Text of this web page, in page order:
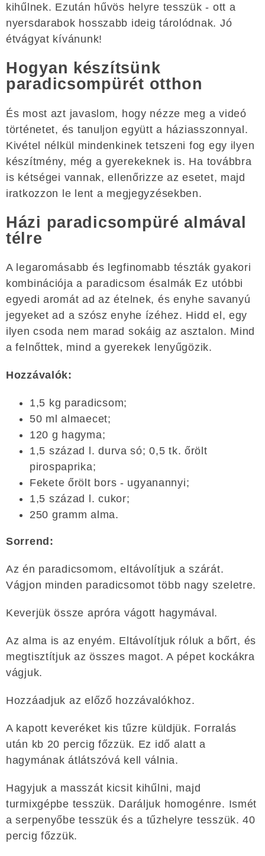
kihűlnek. Ezután hűvös helyre tesszük - ott a
nyersdarabok hosszabb ideig tárolódnak. Jó
étvágyat kívánunk!
Hogyan készítsünk
paradicsompürét otthon
És most azt javaslom, hogy nézze meg a videó
történetet, és tanuljon együtt a háziasszonnyal.
Kivétel nélkül mindenkinek tetszeni fog egy ilyen
készítmény, még a gyerekeknek is. Ha továbbra
is kétségei vannak, ellenőrizze az esetet, majd
iratkozzon le lent a megjegyzésekben.
Házi paradicsompüré almával
télre
A legaromásabb és legfinomabb tészták gyakori
kombinációja a paradicsom ésalmák Ez utóbbi
egyedi aromát ad az ételnek, és enyhe savanyú
jegyeket ad a szósz enyhe ízéhez. Hidd el, egy
ilyen csoda nem marad sokáig az asztalon. Mind
a felnőttek, mind a gyerekek lenyűgözik.
Hozzávalók:
1,5 kg paradicsom;
50 ml almaecet;
120 g hagyma;
1,5 század l. durva só; 0,5 tk. őrölt
pirospaprika;
Fekete őrölt bors - ugyanannyi;
1,5 század l. cukor;
250 gramm alma.
Sorrend:
Az én paradicsomom, eltávolítjuk a szárát.
Vágjon minden paradicsomot több nagy szeletre.
Keverjük össze apróra vágott hagymával.
Az alma is az enyém. Eltávolítjuk róluk a bőrt, és
megtisztítjuk az összes magot. A pépet kockákra
vágjuk.
Hozzáadjuk az előző hozzávalókhoz.
A kapott keveréket kis tűzre küldjük. Forralás
után kb 20 percig főzzük. Ez idő alatt a
hagymának átlátszóvá kell válnia.
Hagyjuk a masszát kicsit kihűlni, majd
turmixgépbe tesszük. Daráljuk homogénre. Ismét
a serpenyőbe tesszük és a tűzhelyre tesszük. 40
percig főzzük.